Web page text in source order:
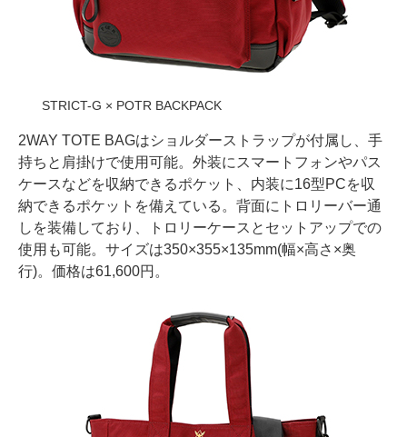
STRICT-G × POTR BACKPACK
2WAY TOTE BAGはショルダーストラップが付属し、手
持ちと肩掛けで使用可能。外装にスマートフォンやパス
ケースなどを収納できるポケット、内装に16型PCを収
納できるポケットを備えている。背面にトロリーバー通
しを装備しており、トロリーケースとセットアップでの
使用も可能。サイズは350×355×135mm(幅×高さ×奥
行)。価格は61,600円。